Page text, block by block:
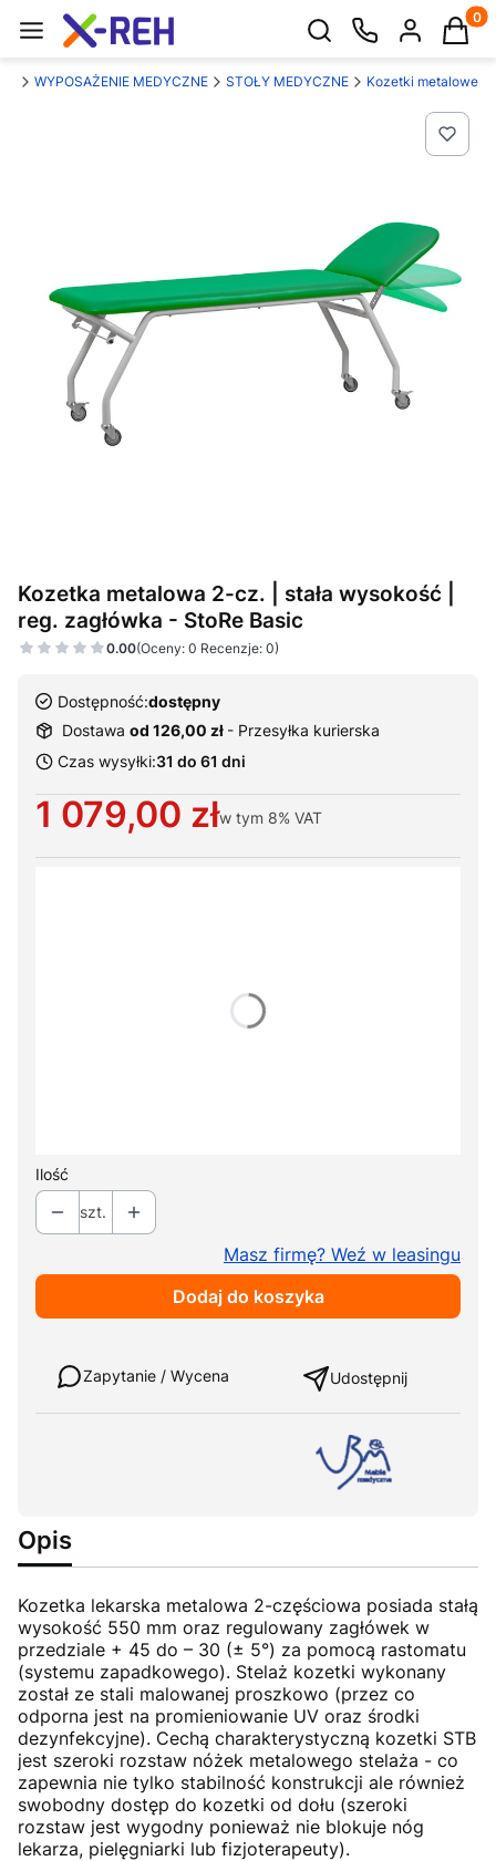
Otwórz wyszukiwarkę
WYPOSAŻENIE MEDYCZNE STOŁY MEDYCZNE Kozetki metalowe
Kozetka metalowa 2-cz. | stała wysokość |
reg. zagłówka - StoRe Basic
0.00(Oceny: 0 Recenzje: 0)
Dostępność:dostępny
Dostawa od 126,00 zł - Przesyłka kurierska
Czas wysyłki:31 do 61 dni
Cena
1 079,00 złw tym 8% VAT
Ilość
szt.
Masz firmę? Weź w leasingu
Dodaj do koszyka
Zapytanie / Wycena Udostępnij
Opis
Kozetka lekarska metalowa 2-częściowa posiada stałą
wysokość 550 mm oraz regulowany zagłówek w
przedziale + 45 do – 30 (± 5°) za pomocą rastomatu
(systemu zapadkowego). Stelaż kozetki wykonany
został ze stali malowanej proszkowo (przez co
odporna jest na promieniowanie UV oraz środki
dezynfekcyjne). Cechą charakterystyczną kozetki STB
jest szeroki rozstaw nóżek metalowego stelaża - co
zapewnia nie tylko stabilność konstrukcji ale również
swobodny dostęp do kozetki od dołu (szeroki
rozstaw jest wygodny ponieważ nie blokuje nóg
lekarza, pielęgniarki lub fizjoterapeuty).